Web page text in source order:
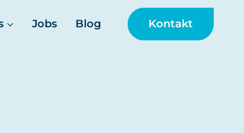
Jobs Blog Kontakt